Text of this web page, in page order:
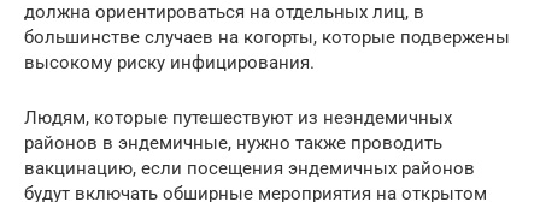
должна ориентироваться на отдельных лиц, в
большинстве случаев на когорты, которые подвержены
высокому риску инфицирования.
Людям, которые путешествуют из неэндемичных
районов в эндемичные, нужно также проводить
вакцинацию, если посещения эндемичных районов
будут включать обширные мероприятия на открытом